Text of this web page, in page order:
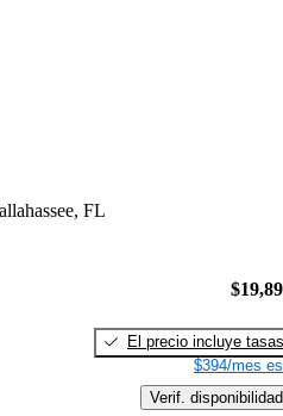
FL
El precio incluye tasas
$394/mes
Verif. disponibilidad